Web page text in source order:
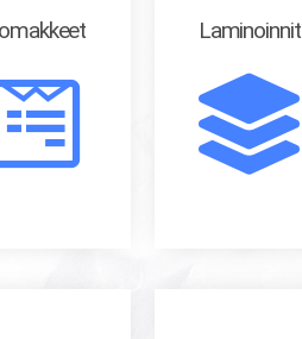
Laminoinnit